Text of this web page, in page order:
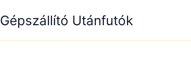
Gépszállító Utánfutók